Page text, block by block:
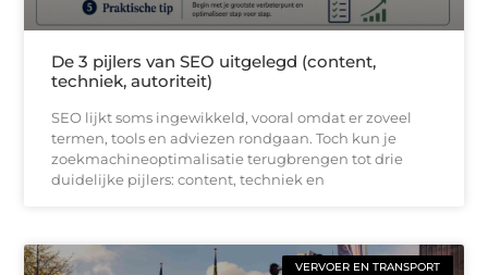
De 3 pijlers van SEO uitgelegd (content,
techniek, autoriteit)
SEO lijkt soms ingewikkeld, vooral omdat er zoveel
termen, tools en adviezen rondgaan. Toch kun je
zoekmachineoptimalisatie terugbrengen tot drie
duidelijke pijlers: content, techniek en
VERVOER EN TRANSPORT